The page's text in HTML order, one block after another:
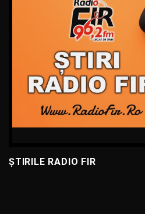
ȘTIRILE RADIO FIR